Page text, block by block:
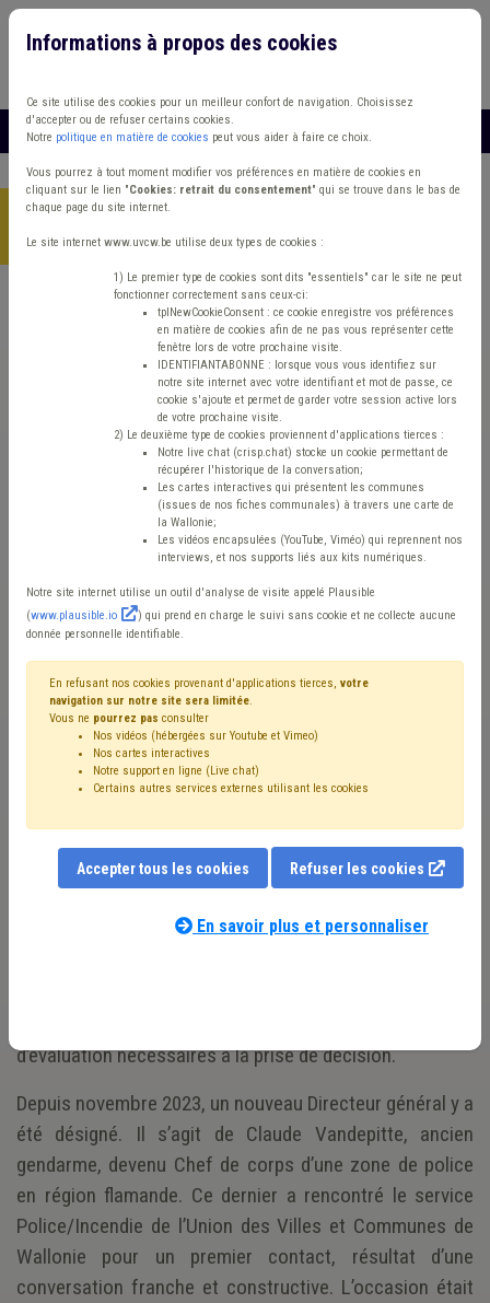
Accueil >Police locale>
général du SAT auprès du SPF Intérieur
Police locale
Claude Vandepitte,
Directeur général du
SAT auprès du SPF
Intérieur
Le SAT (Secrétariat administratif et technique relatif à
la police intégrée auprès du SPF Intérieur, en abrégé le «
SAT Intérieur ») est un organe peu connu des
municipalistes, encore moins du grand public. Celui-ci a
été créé au moment de la réforme des polices, au début
le Ministre en ce qui concerne les aspects techniques,
administratifs et logistiques de la gestion quotidienne
intégrée. Il assure ainsi la liaison entre les services de
d’évaluation nécessaires à la prise de décision.
Depuis novembre 2023, un nouveau Directeur général y a
été désigné. Il s’agit de Claude Vandepitte, ancien
gendarme, devenu Chef de corps d’une zone de police
en région flamande. Ce dernier a rencontré le service
Police/Incendie de l’Union des Villes et Communes de
Wallonie pour un premier contact, résultat d’une
conversation franche et constructive. L’occasion était
Informations à propos des cookies
Ce site utilise des cookies pour un meilleur confort de navigation. Choisissez
d'accepter ou de refuser certains cookies.
Notre politique en matière de cookies peut vous aider à faire ce choix.
Vous pourrez à tout moment modifier vos préférences en matière de cookies en
cliquant sur le lien "Cookies: retrait du consentement" qui se trouve dans le bas de
chaque page du site internet.
Le site internet www.uvcw.be utilise deux types de cookies :
1) Le premier type de cookies sont dits "essentiels" car le site ne peut
fonctionner correctement sans ceux-ci:
tplNewCookieConsent : ce cookie enregistre vos préférences
en matière de cookies afin de ne pas vous représenter cette
fenêtre lors de votre prochaine visite.
IDENTIFIANTABONNE : lorsque vous vous identifiez sur
notre site internet avec votre identifiant et mot de passe, ce
cookie s'ajoute et permet de garder votre session active lors
de votre prochaine visite.
2) Le deuxième type de cookies proviennent d'applications tierces :
Notre live chat (crisp.chat) stocke un cookie permettant de
récupérer l'historique de la conversation;
Les cartes interactives qui présentent les communes
(issues de nos fiches communales) à travers une carte de
la Wallonie;
Les vidéos encapsulées (YouTube, Viméo) qui reprennent nos
interviews, et nos supports liés aux kits numériques.
Notre site internet utilise un outil d'analyse de visite appelé Plausible
(www.plausible.io
) qui prend en charge le suivi sans cookie et ne collecte aucune
donnée personnelle identifiable.
En refusant nos cookies provenant d'applications tierces, votre
navigation sur notre site sera limitée.
Vous ne pourrez pas consulter
Nos vidéos (hébergées sur Youtube et Vimeo)
Nos cartes interactives
Notre support en ligne (Live chat)
Certains autres services externes utilisant les cookies
Accepter tous les cookies Refuser les cookies
En savoir plus et personnaliser